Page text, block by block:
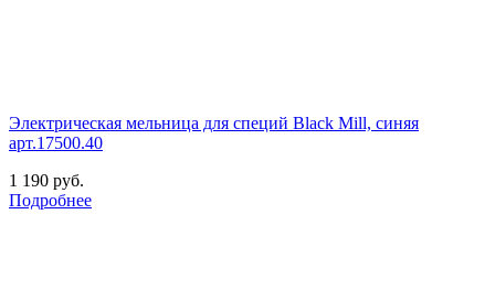
Электрическая мельница для специй Black Mill, синяя
арт.17500.40
1 190 руб.
Подробнее